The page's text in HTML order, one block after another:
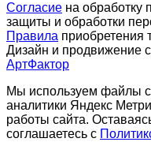
Согласие на обработку
защиты и обработки
Правила приобретения
Дизайн и продвижение
АртФактор
Мы используем файлы
аналитики Яндекс
работы сайта.
соглашаетесь с